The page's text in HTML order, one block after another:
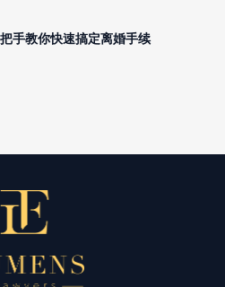
手教你快速搞定离婚手续